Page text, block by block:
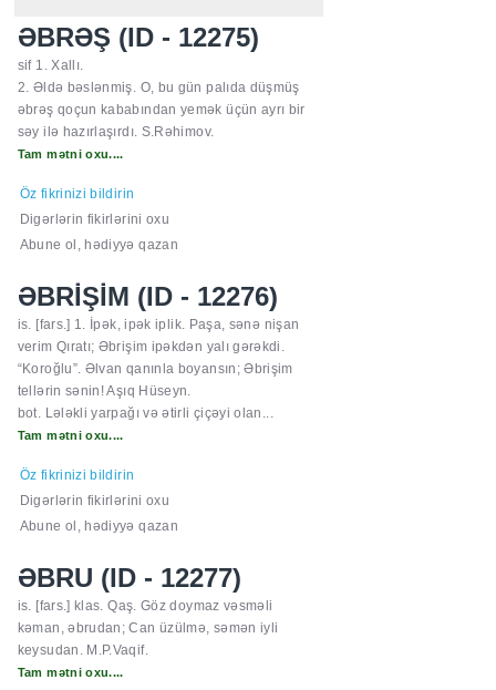
ƏBRƏŞ (ID - 12275)
sif 1. Xallı.
2. Əldə bəslənmiş. O, bu gün palıda düşmüş
əbrəş qoçun kababından yemək üçün ayrı bir
səy ilə hazırlaşırdı. S.Rəhimov.
Tam mətni oxu....
Öz fikrinizi bildirin
Digərlərin fikirlərini oxu
Abune ol, hədiyyə qazan
ƏBRİŞİM (ID - 12276)
is. [fars.] 1. İpək, ipək iplik. Paşa, sənə nişan
verim Qıratı; Əbrişim ipəkdən yalı gərəkdi.
“Koroğlu”. Əlvan qanınla boyansın; Əbrişim
tellərin sənin! Aşıq Hüseyn.
bot. Lələkli yarpağı və ətirli çiçəyi olan...
Tam mətni oxu....
Öz fikrinizi bildirin
Digərlərin fikirlərini oxu
Abune ol, hədiyyə qazan
ƏBRU (ID - 12277)
is. [fars.] klas. Qaş. Göz doymaz vəsməli
kəman, əbrudan; Can üzülmə, səmən iyli
keysudan. M.P.Vaqif.
Tam mətni oxu....